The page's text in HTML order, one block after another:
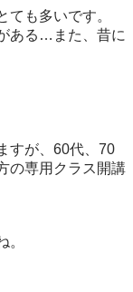
ても多いです。
ある…また、昔に
すが、60代、70
の専用クラス開講
。